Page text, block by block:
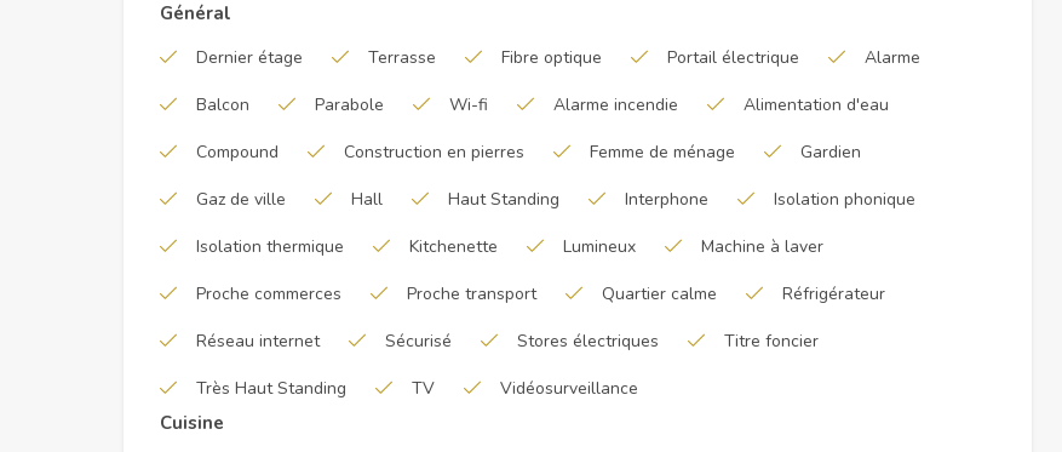
Général
Dernier étage Terrasse Fibre optique Portail électrique Alarme
Balcon Parabole Wi-fi Alarme incendie Alimentation d'eau
Compound Construction en pierres Femme de ménage Gardien
Gaz de ville Hall Haut Standing Interphone Isolation phonique
Isolation thermique Kitchenette Lumineux Machine à laver
Proche commerces Proche transport Quartier calme Réfrigérateur
Réseau internet Sécurisé Stores électriques Titre foncier
Très Haut Standing TV Vidéosurveillance
Cuisine